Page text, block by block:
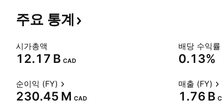
주요 통계
시가총액
‪12.17 B‬ CAD
배당 수익
0.13%
순이익 (FY)
‪230.45 M‬ CAD
매출 (FY)
‪1.76 B‬